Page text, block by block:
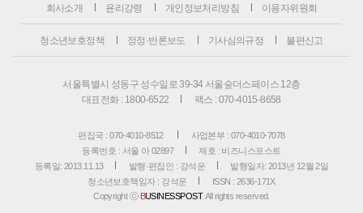
회사소개 윤리강령 개인정보처리방침 이용자위원회
청소년보호정책 정정·반론보도 기사심의규정 불편신고
서울특별시 성동구 성수일로 39-34 서울숲더스페이스 12층
대표전화 : 1800-6522
팩스 : 070-4015-8658
편집국 : 070-4010-8512
사업본부 : 070-4010-7078
등록번호 : 서울 아 02897
제호 : 비즈니스포스트
등록일: 2013.11.13
발행·편집인 : 강석운
발행일자: 2013년 12월 2일
청소년보호책임자 : 강석운
ISSN : 2636-171X
Copyright ⓒ BUSINESSPOST. All rights reserved.